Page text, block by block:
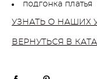
подгонка
УЗНАТЬ О НАШИХ
ВЕРНУТЬСЯ В